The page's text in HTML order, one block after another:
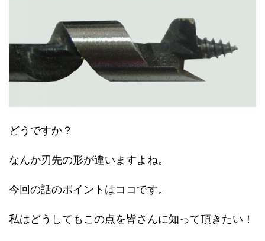
どうですか？
なんか刃先の形が違いますよね。
今回の話のポイントはココです。
私はどうしてもこの点を皆さんに知って頂きたい！